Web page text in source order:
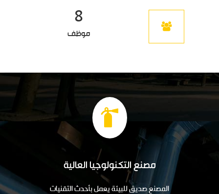
8
موظف
مصنع التكنولوجيا العالية
المصنع صديق للبيئة يعمل بأحدث التقنيات